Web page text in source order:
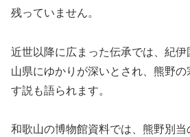
残っていません。
近世以降に広まった伝承では、紀
山県にゆかりが深いとされ、熊野
す説も語られます。
和歌山の博物館資料では、熊野別